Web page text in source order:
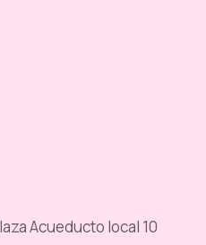
Acueducto local 10